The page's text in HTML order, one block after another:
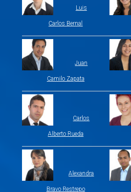
Luis
Carlos Bernal
Juan
Camilo Zapata
Carlos
Alberto Rueda
Alexandra
Bravo Restrepo